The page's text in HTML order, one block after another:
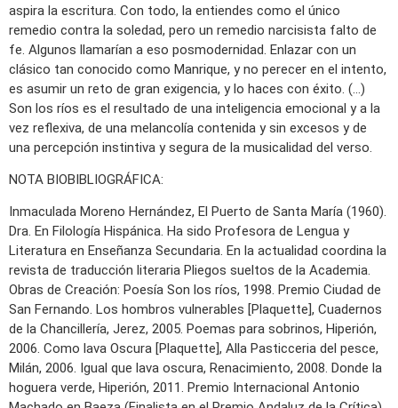
aspira la escritura. Con todo, la entiendes como el único
remedio contra la soledad, pero un remedio narcisista falto de
fe. Algunos llamarían a eso posmodernidad. Enlazar con un
clásico tan conocido como Manrique, y no perecer en el intento,
es asumir un reto de gran exigencia, y lo haces con éxito. (…)
Son los ríos es el resultado de una inteligencia emocional y a la
vez reflexiva, de una melancolía contenida y sin excesos y de
una percepción instintiva y segura de la musicalidad del verso.
NOTA BIOBIBLIOGRÁFICA:
Inmaculada Moreno Hernández, El Puerto de Santa María (1960).
Dra. En Filología Hispánica. Ha sido Profesora de Lengua y
Literatura en Enseñanza Secundaria. En la actualidad coordina la
revista de traducción literaria Pliegos sueltos de la Academia.
Obras de Creación: Poesía Son los ríos, 1998. Premio Ciudad de
San Fernando. Los hombros vulnerables [Plaquette], Cuadernos
de la Chancillería, Jerez, 2005. Poemas para sobrinos, Hiperión,
2006. Como lava Oscura [Plaquette], Alla Pasticceria del pesce,
Milán, 2006. Igual que lava oscura, Renacimiento, 2008. Donde la
hoguera verde, Hiperión, 2011. Premio Internacional Antonio